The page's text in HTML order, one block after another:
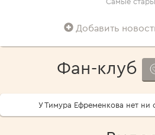
Добавить
Фан-клуб
У Тимура Ефременкова нет ни